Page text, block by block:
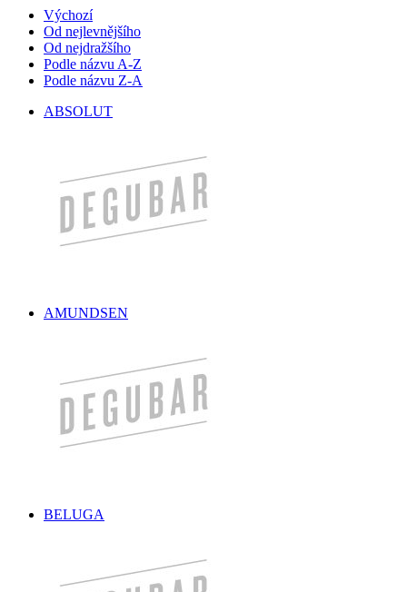
Výchozí
Od nejlevnějšího
Od nejdražšího
Podle názvu A-Z
Podle názvu Z-A
ABSOLUT
AMUNDSEN
BELUGA